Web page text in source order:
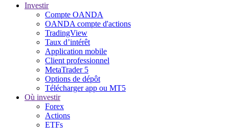
Investir
Compte OANDA
OANDA compte d'actions
TradingView
Taux d’intérêt
Application mobile
Client professionnel
MetaTrader 5
Options de dépôt
Télécharger app ou MT5
Où investir
Forex
Actions
ETFs